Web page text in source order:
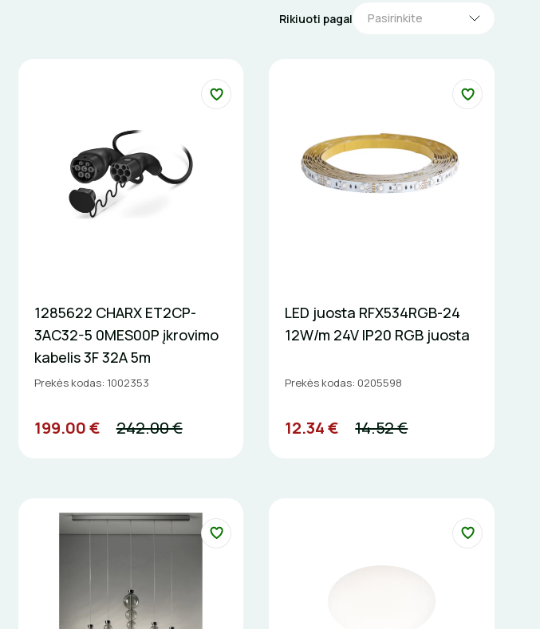
Rikiuoti pagal Pasirinkite
1285622 CHARX ET2CP-
3AC32-5 0MES00P įkrovimo
kabelis 3F 32A 5m
Prekės kodas: 1002353
199.00 € 242.00 €
LED juosta RFX534RGB-24
12W/m 24V IP20 RGB juosta
Prekės kodas: 0205598
12.34 € 14.52 €